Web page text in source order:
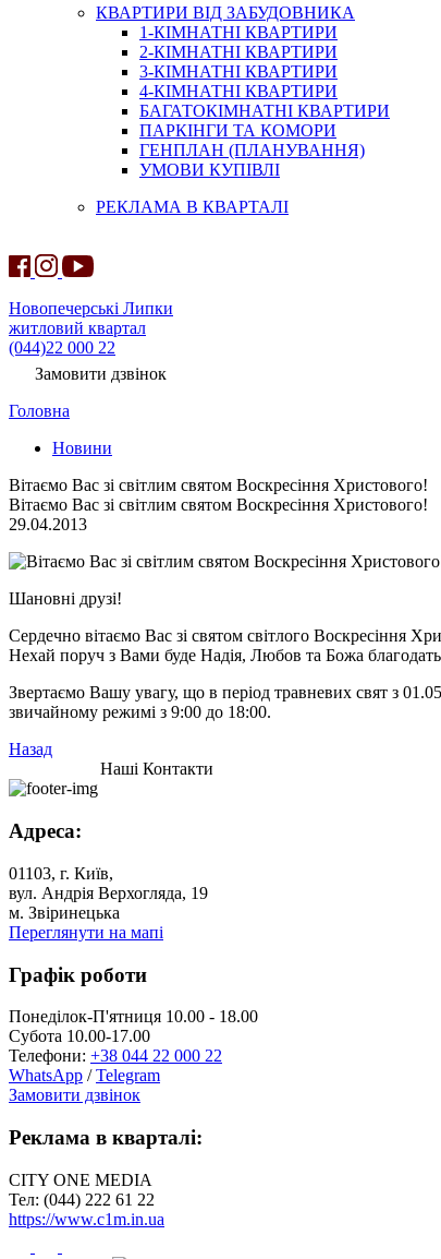
КВАРТИРИ ВІД ЗАБУДОВНИКА
1-КІМНАТНІ КВАРТИРИ
2-КІМНАТНІ КВАРТИРИ
3-КІМНАТНІ КВАРТИРИ
4-КІМНАТНІ КВАРТИРИ
БАГАТОКІМНАТНІ КВАРТИРИ
ПАРКІНГИ ТА КОМОРИ
ГЕНПЛАН (ПЛАНУВАННЯ)
УМОВИ КУПІВЛІ
РЕКЛАМА В КВАРТАЛІ
Новопечерські Липки
житловий квартал
(044)22 000 22
Замовити дзвінок
Головна
Новини
Вітаємо Вас зі світлим святом Воскресіння Христового!
Вітаємо Вас зі світлим святом Воскресіння Христового!
29.04.2013
Шановні друзі!
Сердечно вітаємо Вас зі святом світлого Воскресіння
Нехай поруч з Вами буде Надія, Любов та Божа
Звертаємо Вашу увагу, що в період травневих свят з
звичайному режимі з 9:00 до 18:00.
Назад
Наші Контакти
Адреса:
01103, г. Київ,
вул. Андрія Верхогляда, 19
м. Звіринецька
Переглянути на мапі
Графік роботи
Понеділок-П'ятниця 10.00 - 18.00
Субота 10.00-17.00
Телефони: +38 044 22 000 22
WhatsApp /Telegram
Замовити дзвінок
Реклама в кварталі:
CITY ONE MEDIA
Тел: (044) 222 61 22
https://www.c1m.in.ua